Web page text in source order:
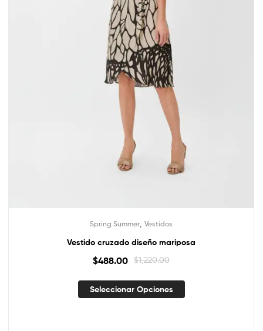
Spring Summer, Vestidos
Vestido cruzado diseño mariposa
$1,220.00
$488.00
Seleccionar Opciones